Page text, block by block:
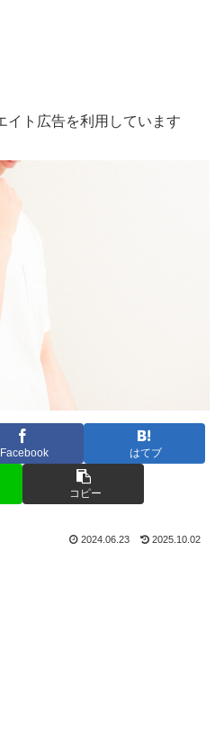
ト広告を利用しています
Facebook はてブ
コピー
2024.06.23 2025.10.02